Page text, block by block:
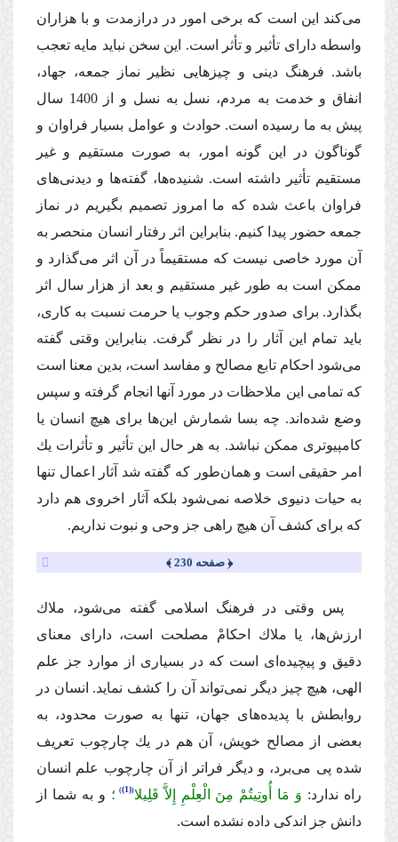
مى‌كند این است كه برخى امور در درازمدت و با هزاران
واسطه داراى تأثیر و تأثر است. این سخن نباید مایه تعجب
باشد. فرهنگ دینى و چیزهایى نظیر نماز جمعه، جهاد،
انفاق و خدمت به مردم، نسل به نسل و از 1400 سال
پیش به ما رسیده است. حوادث و عوامل بسیار فراوان و
گوناگون در این گونه امور، به صورت مستقیم و غیر
مستقیم تأثیر داشته است. شنیده‌ها، گفته‌ها و دیدنى‌هاى
فراوان باعث شده كه ما امروز تصمیم بگیریم در نماز
جمعه حضور پیدا كنیم. بنابراین اثر رفتار انسان منحصر به
آن مورد خاصى نیست كه مستقیماً در آن اثر مى‌گذارد و
ممكن است به طور غیر مستقیم و بعد از هزار سال اثر
بگذارد. براى صدور حكم وجوب یا حرمت نسبت به كارى،
باید تمام این آثار را در نظر گرفت. بنابراین وقتى گفته
مى‌شود احكام تابع مصالح و مفاسد است، بدین معنا است
كه تمامى این ملاحظات در مورد آنها انجام گرفته و سپس
وضع شده‌اند. چه بسا شمارش این‌ها براى هیچ انسان یا
كامپیوترى ممكن نباشد. به هر حال این تأثیر و تأثرات یك
امر حقیقى است و همان‌طور كه گفته شد آثار اعمال تنها
به حیات دنیوى خلاصه نمى‌شود بلكه آثار اخروى هم دارد
كه براى كشف آن هیچ راهى جز وحى و نبوت نداریم.
﴿ صفحه 230 ﴾
پس وقتى در فرهنگ اسلامى گفته مى‌شود، ملاك
ارزش‌ها، یا ملاك احكامْ مصلحت است، داراى معناى
دقیق و پیچیده‌اى است كه در بسیارى از موارد جز علم
الهى، هیچ چیز دیگر نمى‌تواند آن را كشف نماید. انسان در
روابطش با پدیده‌هاى جهان، تنها به صورت محدود، به
بعضى از مصالح خویش، آن هم در یك چارچوب تعریف
شده پى مى‌برد، و دیگر فراتر از آن چارچوب علم انسان
راه ندارد: وَ مَا أُوتِیتُمْ مِنَ الْعِلْمِ إِلاَّ قَلِیلا (1) ؛ و به شما از
دانش جز
اندكى داده نشده است.